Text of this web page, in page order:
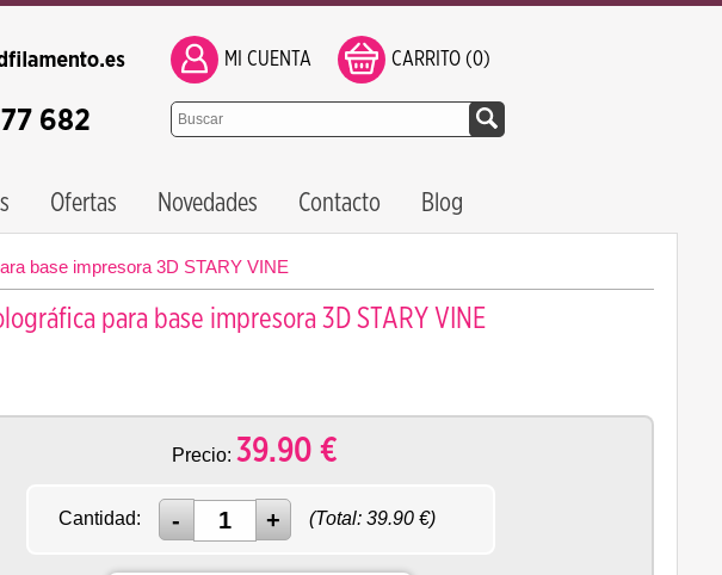
MI CUENTA CARRITO (0)
Ofertas Novedades Contacto Blog
base impresora 3D STARY VINE
para base impresora 3D STARY VINE
Precio: 39.90 €
Cantidad: (Total: 39.90€)